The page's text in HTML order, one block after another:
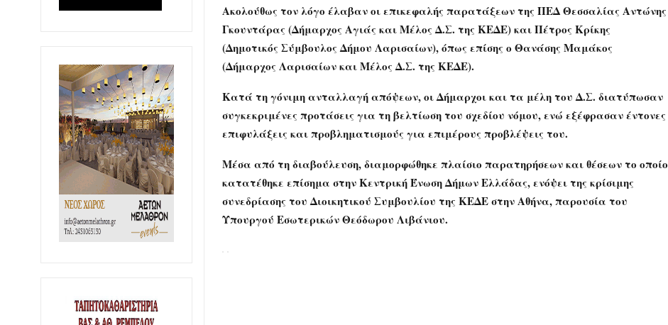
Ακολούθως τον λόγο έλαβαν οι επικεφαλής παρατάξεων της ΠΕΔ ΘεσσαλίαςΑντώνης
Γκουντάρας (Δήμαρχος Αγιάς και Μέλος Δ.Σ. της ΚΕΔΕ) καιΠέτρος Κρίκης
(Δημοτικός Σύμβουλος Δήμου Λαρισαίων), όπως επίσης οΘανάσης Μαμάκος
(Δήμαρχος Λαρισαίων και Μέλος Δ.Σ. της ΚΕΔΕ).
Κατά τη γόνιμη ανταλλαγή απόψεων, οι Δήμαρχοι και τα μέλη του Δ.Σ. διατύπωσαν
συγκεκριμένες προτάσεις για τη βελτίωση του σχεδίου νόμου, ενώ εξέφρασαν έντονες
επιφυλάξεις και προβληματισμούς για επιμέρους προβλέψεις του.
Μέσα από τη διαβούλευση, διαμορφώθηκε πλαίσιο παρατηρήσεων και θέσεων το οποίο
κατατέθηκε επίσημα στην Κεντρική Ένωση Δήμων Ελλάδας, ενόψει της κρίσιμης
συνεδρίασης του Διοικητικού Συμβουλίου της ΚΕΔΕ στην Αθήνα, παρουσία του
Υπουργού ΕσωτερικώνΘεόδωρου Λιβάνιου.